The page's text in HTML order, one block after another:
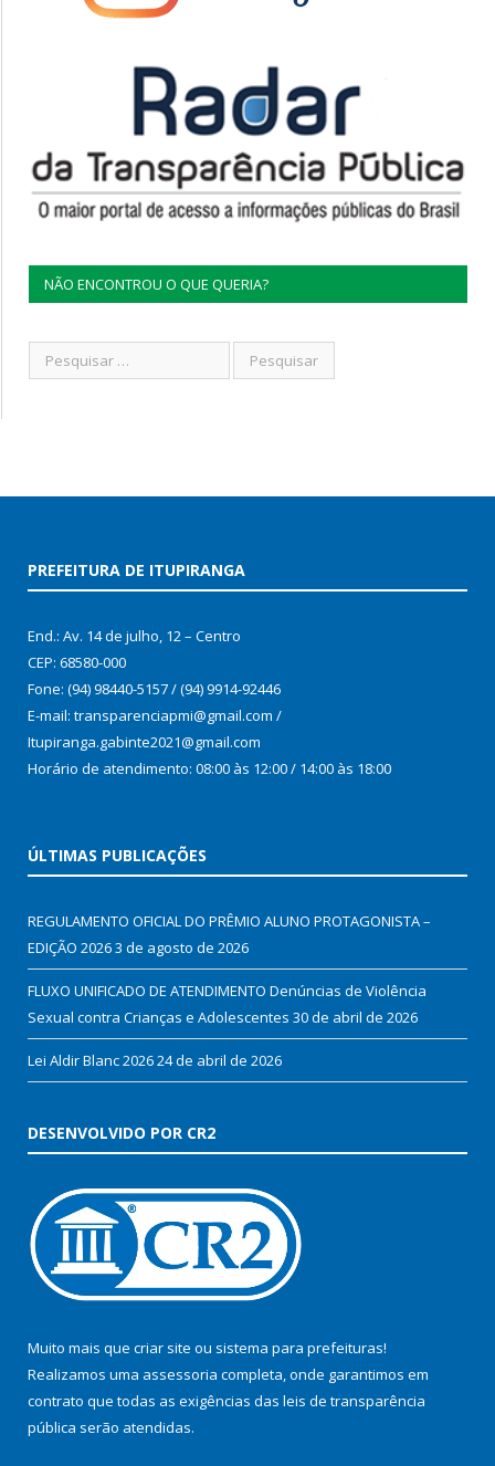
NÃO ENCONTROU O QUE QUERIA?
PREFEITURA DE ITUPIRANGA
End.: Av. 14 de julho, 12 – Centro
CEP: 68580-000
Fone: (94) 98440-5157 / (94) 9914-92446
E-mail: transparenciapmi@gmail.com /
Itupiranga.gabinte2021@gmail.com
Horário de atendimento: 08:00 às 12:00 / 14:00 às 18:00
ÚLTIMAS PUBLICAÇÕES
REGULAMENTO OFICIAL DO PRÊMIO ALUNO PROTAGONISTA –
EDIÇÃO 20263 de agosto de 2026
FLUXO UNIFICADO DE ATENDIMENTO Denúncias de Violência
Sexual contra Crianças e Adolescentes 30 de abril de 2026
Lei Aldir Blanc 202624 de abril de 2026
DESENVOLVIDO POR CR2
Muito mais que criar site ou sistema para prefeituras!
Realizamos uma assessoria completa, onde garantimos em
contrato que todas as exigências das leis de transparência
pública serão atendidas.